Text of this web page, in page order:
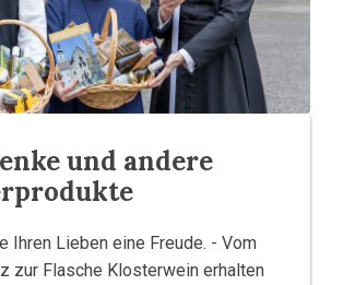
und andere
Ihren Lieben eine Freude. - Vom
zur Flasche Klosterwein erhalten